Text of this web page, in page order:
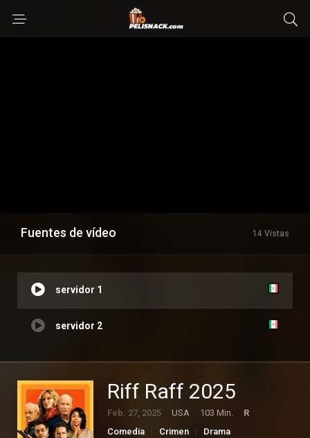
Fuentes de vídeo 14 Vistas
servidor 1
servidor 2
Riff Raff 2025
Feb. 27, 2025 USA 103 Min.
R
Comedia
Crimen Drama